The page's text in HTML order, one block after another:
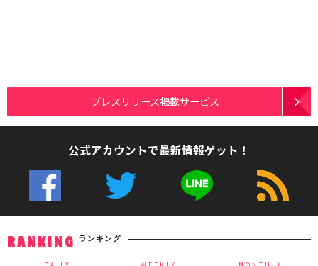
プレスリリース掲載サービス
公式アカウントで最新情報ゲット！
RANKING ランキング